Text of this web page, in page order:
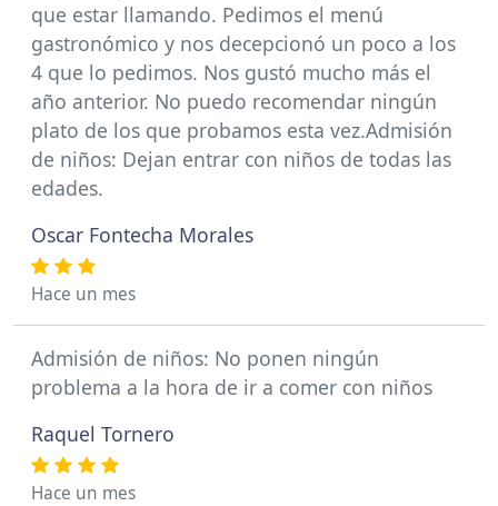
que estar llamando. Pedimos el menú
gastronómico y nos decepcionó un poco a los
4 que lo pedimos. Nos gustó mucho más el
año anterior. No puedo recomendar ningún
plato de los que probamos esta vez.Admisión
de niños: Dejan entrar con niños de todas las
edades.
Oscar Fontecha Morales
Hace un mes
Admisión de niños: No ponen ningún
problema a la hora de ir a comer con niños
Raquel Tornero
Hace un mes